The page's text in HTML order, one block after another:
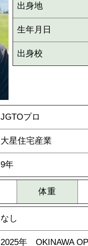
出身地
生年月日
出身校
JGTOプロ
大星住宅産業
9年
体重
なし
2025年 OKINAWA